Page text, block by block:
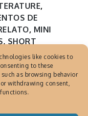
like cookies to
to these
as browsing behavior
withdrawing consent,
,
DE
, MINI
, SHORT